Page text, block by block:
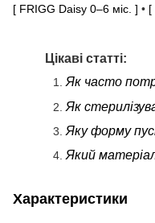
[ FRIGG Daisy 0–6 міс. ] • [
Цікаві статті:
Як часто
Як
Яку форму
Який
Характеристики